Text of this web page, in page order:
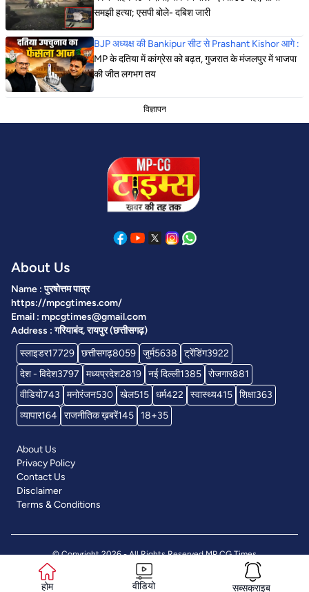
होम वीडियो सब्सक्राइब
समझी हत्या; एसपी बोले- दबिश जारी
BJP अध्यक्ष की Bankipur सीट से Prashant Kishor आगे :
MP के दतिया में कांग्रेस को बढ़त, गुजरात के मंजलपुर में भाजपा
की जीत लगभग तय
विज्ञापन
About Us
Name : पुरषोत्तम पात्र
https://mpcgtimes.com/
Email : mpcgtimes@gmail.com
Address : गरियाबंद, रायपुर (छत्तीसगढ़)
स्लाइडर17729 छत्तीसगढ़8059 जुर्म5638 ट्रेंडिंग3922
देश - विदेश3797 मध्यप्रदेश2819 नई दिल्ली1385 रोजगार881
वीडियो743 मनोरंजन530 खेल515 धर्म422 स्वास्थ्य415 शिक्षा363
व्यापार164 राजनीतिक ख़बरें145 18+35
About Us
Privacy Policy
Contact Us
Disclaimer
Terms & Conditions
© Copyright 2026 - All Rights ReservedMP CG Times